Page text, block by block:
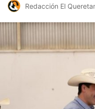
Redacción El